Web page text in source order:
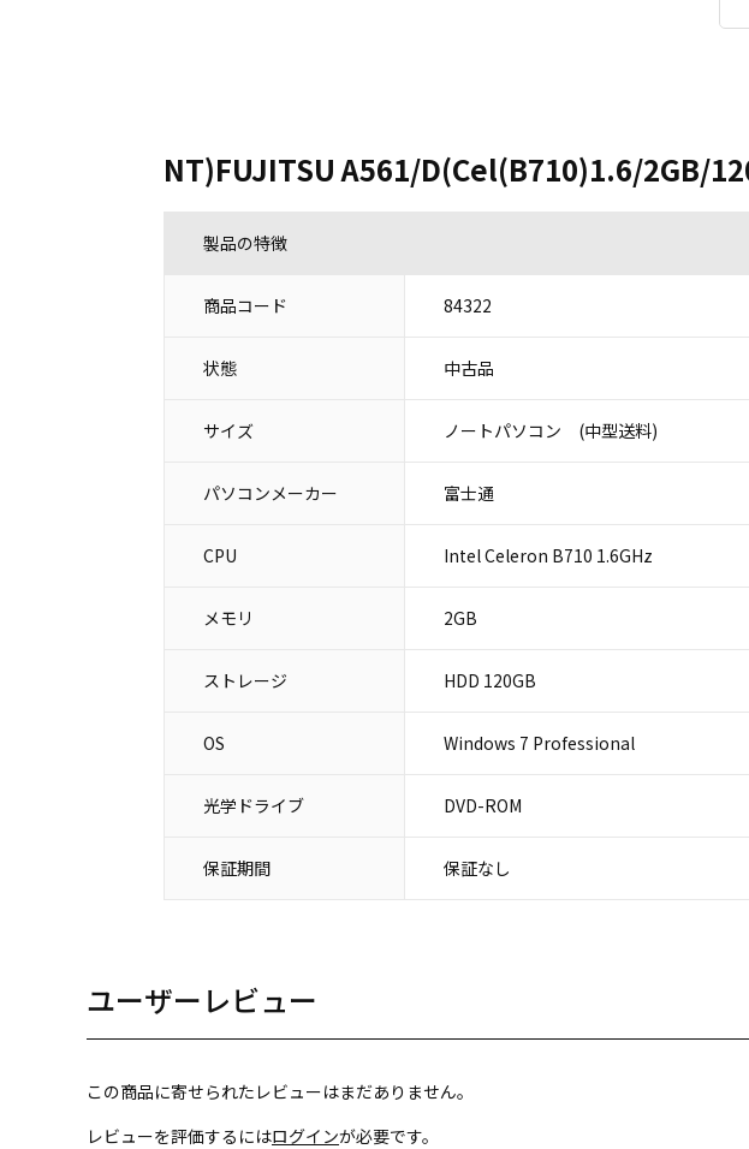
NT)FUJITSU A561/D(Cel(B710)1.6/2GB/
製品の特徴
商品コード 84322
状態 中古品
サイズ ノートパソコン (中型送料)
パソコンメーカー 富士通
CPU Intel Celeron B710 1.6GHz
メモリ 2GB
ストレージ HDD 120GB
OS Windows 7 Professional
光学ドライブ DVD-ROM
保証期間 保証なし
ユーザーレビュー
この商品に寄せられたレビューはまだありません。
レビューを評価するにはログインが必要です。